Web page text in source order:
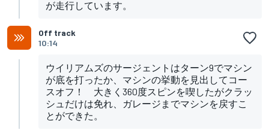
が走行しています。
Off track
10:14
ウイリアムズのサージェントはターン9でマシン
が底を打ったか、マシンの挙動を見出してコー
スオフ！ 大きく360度スピンを喫したがクラッ
シュだけは免れ、ガレージまでマシンを戻すこ
とができた。